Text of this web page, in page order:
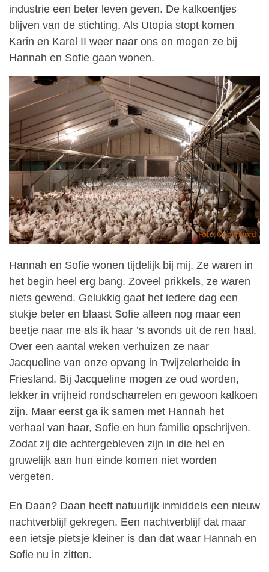
industrie een beter leven geven. De kalkoentjes
blijven van de stichting. Als Utopia stopt komen
Karin en Karel II weer naar ons en mogen ze bij
Hannah en Sofie gaan wonen.
Hannah en Sofie wonen tijdelijk bij mij. Ze waren in
het begin heel erg bang. Zoveel prikkels, ze waren
niets gewend. Gelukkig gaat het iedere dag een
stukje beter en blaast Sofie alleen nog maar een
beetje naar me als ik haar ’s avonds uit de ren haal.
Over een aantal weken verhuizen ze naar
Jacqueline van onze opvang in Twijzelerheide in
Friesland. Bij Jacqueline mogen ze oud worden,
lekker in vrijheid rondscharrelen en gewoon kalkoen
zijn. Maar eerst ga ik samen met Hannah het
verhaal van haar, Sofie en hun familie opschrijven.
Zodat zij die achtergebleven zijn in die hel en
gruwelijk aan hun einde komen niet worden
vergeten.
En Daan? Daan heeft natuurlijk inmiddels een nieuw
nachtverblijf gekregen. Een nachtverblijf dat maar
een ietsje pietsje kleiner is dan dat waar Hannah en
Sofie nu in zitten.